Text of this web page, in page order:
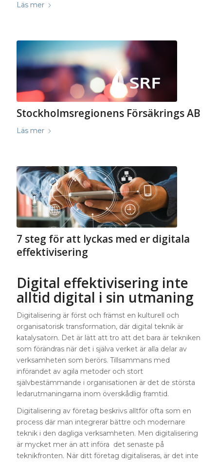
Läs mer
Stockholmsregionens Försäkrings AB
Läs mer
7 steg för att lyckas med er digitala
effektivisering
Digital effektivisering inte
alltid digital i sin utmaning
Digitalisering är först och främst en kulturell och
organisatorisk transformation, där digital teknik är
katalysatorn. Det är lätt att tro att det bara är tekniken
som förändras när det i själva verket är alla delar av
verksamheten som berörs. Tillsammans med
införandet av agila metoder och stort
självbestämmande i organisationen är det de största
ledarutmaningarna inom överskådlig framtid.
Digitalisering av företag beskrivs alltför ofta som en
process där man integrerar bättre och modernare
teknik i den dagliga verksamheten. Men digitalisering
är mycket mer än att införa det senaste på
teknikfronten. När ditt företag digitaliseras, är det inte